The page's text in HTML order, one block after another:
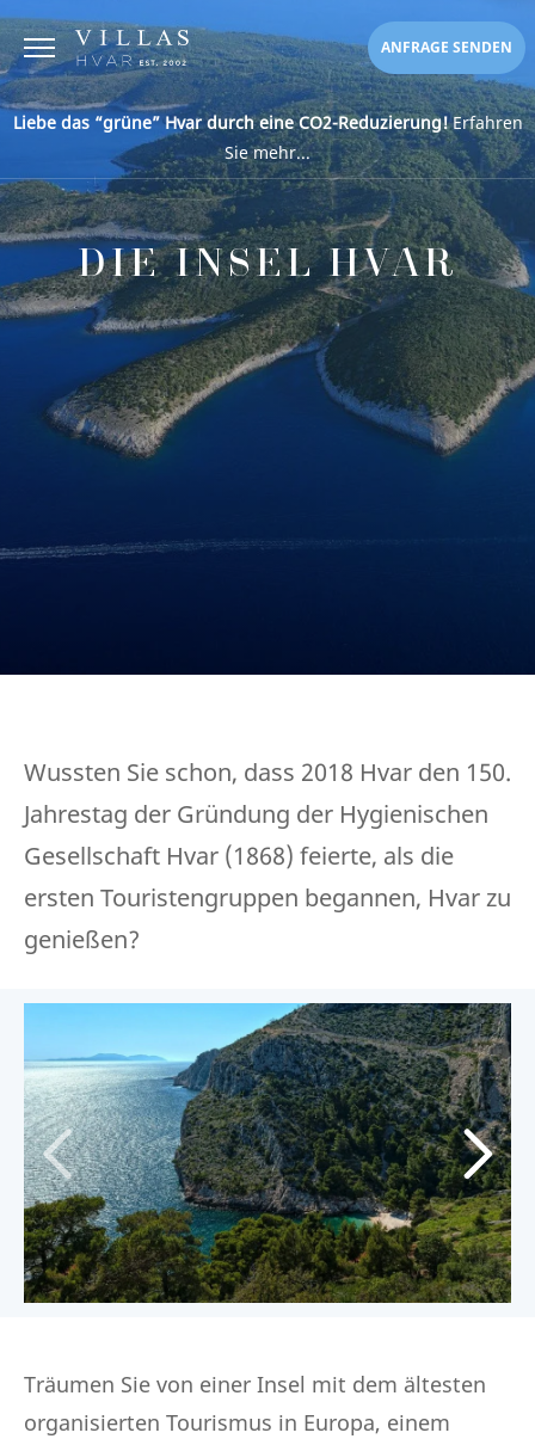
ANFRAGE SENDEN
Liebe das “grüne” Hvar durch eine CO2-Reduzierung!Erfahren
Sie mehr...
DIE INSEL HVAR
Wussten Sie schon, dass 2018 Hvar den 150.
Jahrestag der Gründung der Hygienischen
Gesellschaft Hvar (1868) feierte, als die
ersten Touristengruppen begannen, Hvar zu
genießen?
Träumen Sie von einer Insel mit dem ältesten
organisierten Tourismus in Europa, einem